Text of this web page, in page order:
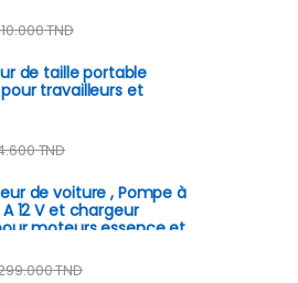
TND
de taille portable
travailleurs et
TND
de voiture , Pompe à
12 V et chargeur
moteurs essence et
TND